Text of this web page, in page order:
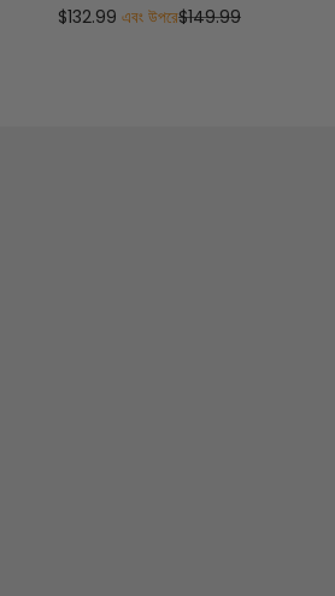
বিক্রয় মূল্য
$132.99 এবং উপরেনিয়মিত দাম
$149.99